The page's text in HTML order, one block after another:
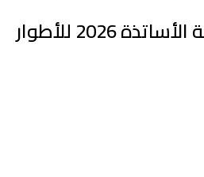
كشف نتائج مسابقة الأساتذة 2026 للأطوار